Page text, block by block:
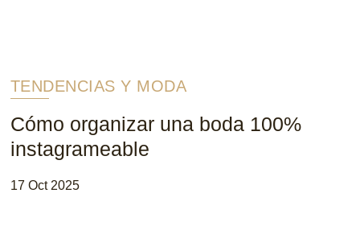
TENDENCIAS Y MODA
Cómo organizar una boda 100%
instagrameable
17 Oct 2025